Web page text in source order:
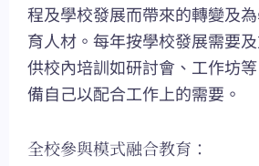
程及學校發展而帶來的轉變及
育人材。每年按學校發展需要
供校內培訓如研討會、工作坊
備自己以配合工作上的需要。
全校參與模式融合教育：